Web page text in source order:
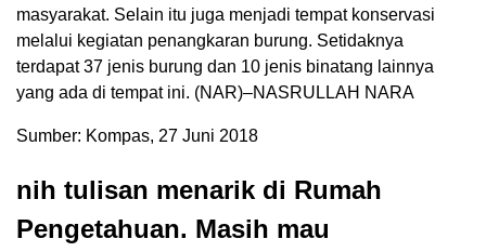
masyarakat. Selain itu juga menjadi tempat konservasi
melalui kegiatan penangkaran burung. Setidaknya
terdapat 37 jenis burung dan 10 jenis binatang lainnya
yang ada di tempat ini. (NAR)–NASRULLAH NARA
Sumber: Kompas, 27 Juni 2018
nih tulisan menarik di Rumah
Pengetahuan. Masih mau